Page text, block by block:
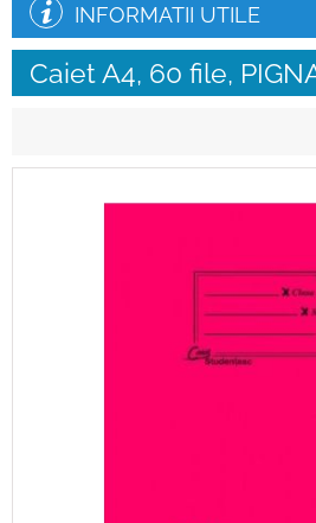
INFORMATII UTILE
Caiet A4, 60 file,